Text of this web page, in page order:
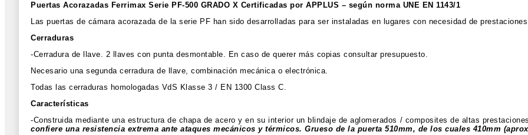
Puertas Acorazadas Ferrimax Serie PF-500 GRADO X Certificadas por APPLUS – según norma UNE EN 1143/1
Las puertas de cámara acorazada de la serie PF han sido desarrolladas para ser instaladas en lugares con necesidad de
Cerraduras
-Cerradura de llave. 2 llaves con punta desmontable. En caso de querer más copias consultar presupuesto.
Necesario una segunda cerradura de llave, combinación mecánica o electrónica.
Todas las cerraduras homologadas VdS Klasse 3 / EN 1300 Class C.
Características
-Construida mediante una estructura de chapa de acero y en su interior un blindaje de aglomerados / composites de altas
confiere una resistencia extrema ante ataques mecánicos y térmicos. Grueso de la puerta 510mm, de los cuales 410mm